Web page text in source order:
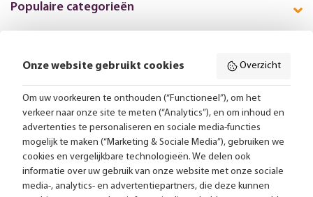
Populaire categorieën
Volg ons online:
Gratis bezorging vanaf 99,-
Advies op maat
Meer dan 25.000 lampen op voorraad
Onze website gebruikt cookies Overzicht
Om uw voorkeuren te onthouden (“Functioneel”), om het
verkeer naar onze site te meten (“Analytics”), en om inhoud en
advertenties te personaliseren en sociale media-functies
mogelijk te maken (“Marketing & Sociale Media”), gebruiken we
cookies en vergelijkbare technologieën. We delen ook
informatie over uw gebruik van onze website met onze sociale
media-, analytics- en advertentiepartners, die deze kunnen